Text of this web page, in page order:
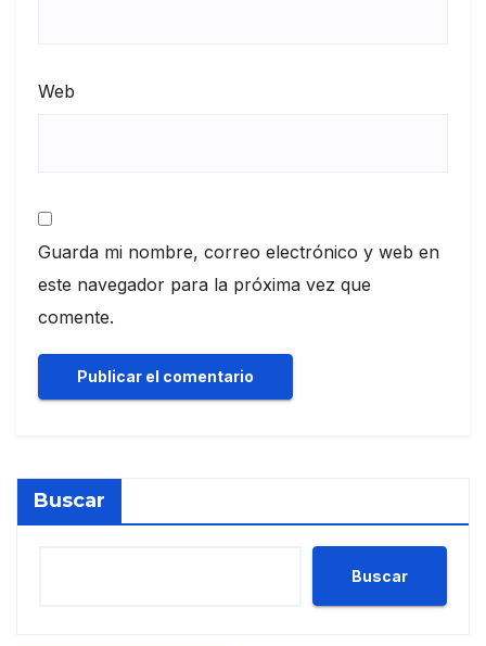
Web
Guarda mi nombre, correo electrónico y web en
este navegador para la próxima vez que
comente.
Buscar
Buscar